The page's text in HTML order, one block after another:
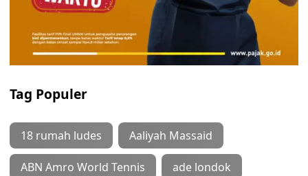
Tag Populer
18 rumah ludes Aaliyah Massaid
ABN Amro World Tennis ade londok